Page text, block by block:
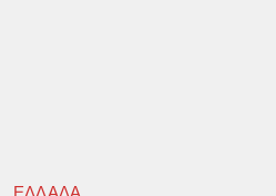
ΕΛΛΑΔΑ